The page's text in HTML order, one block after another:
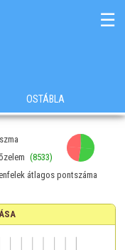
☰
OSTÁBLA
(8533)
átlagos pontszáma